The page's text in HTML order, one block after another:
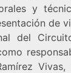
y
de
del